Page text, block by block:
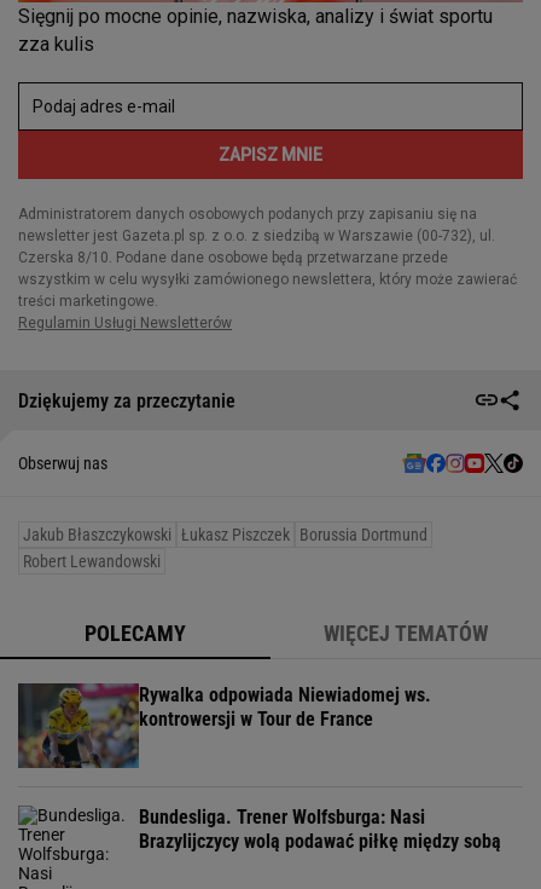
Dziękujemy za przeczytanie
Obserwuj nas
Jakub Błaszczykowski Łukasz Piszczek Borussia Dortmund
Robert Lewandowski
POLECAMY WIĘCEJ TEMATÓW
Rywalka odpowiada Niewiadomej ws.
kontrowersji w Tour de France
Bundesliga. Trener Wolfsburga: Nasi
Brazylijczycy wolą podawać piłkę między sobą